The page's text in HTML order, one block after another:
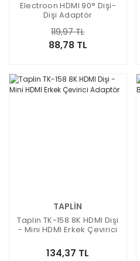
Electroon HDMI 90° Dişi-
Dişi Adaptör
88,78 TL
119,97 TL
TAPLİN
Taplin TK-158 8K HDMI Dişi
- Mini HDMI Erkek Çevirici
134,37 TL